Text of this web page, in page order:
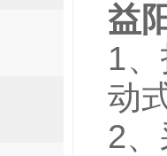
益
1
动
2